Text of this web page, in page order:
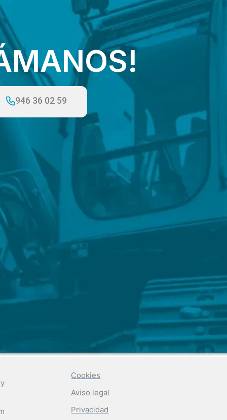
946 36 02 59
Cookies
Aviso legal
Privacidad